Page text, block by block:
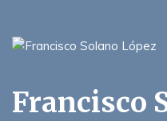
Francisco